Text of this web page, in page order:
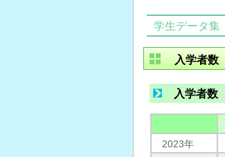
学生データ集
入学者数
入学者数
2023年